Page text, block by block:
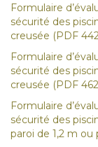
Formulaire
sécurité des
creusée (PDF
Formulaire
sécurité des
creusée (PDF
Formulaire
sécurité des
paroi de 1,2 m